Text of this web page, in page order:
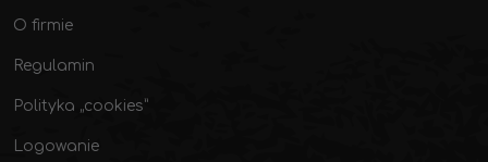
O firmie
Regulamin
Polityka „cookies”
Logowanie